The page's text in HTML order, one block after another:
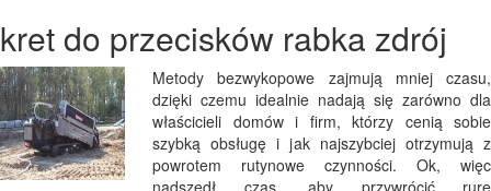
kret do przecisków rabka zdrój
Metody bezwykopowe zajmują mniej czasu,
dzięki czemu idealnie nadają się zarówno dla
właścicieli domów i firm, którzy cenią sobie
szybką obsługę i jak najszybciej otrzymują z
powrotem rutynowe czynności. Ok, więc